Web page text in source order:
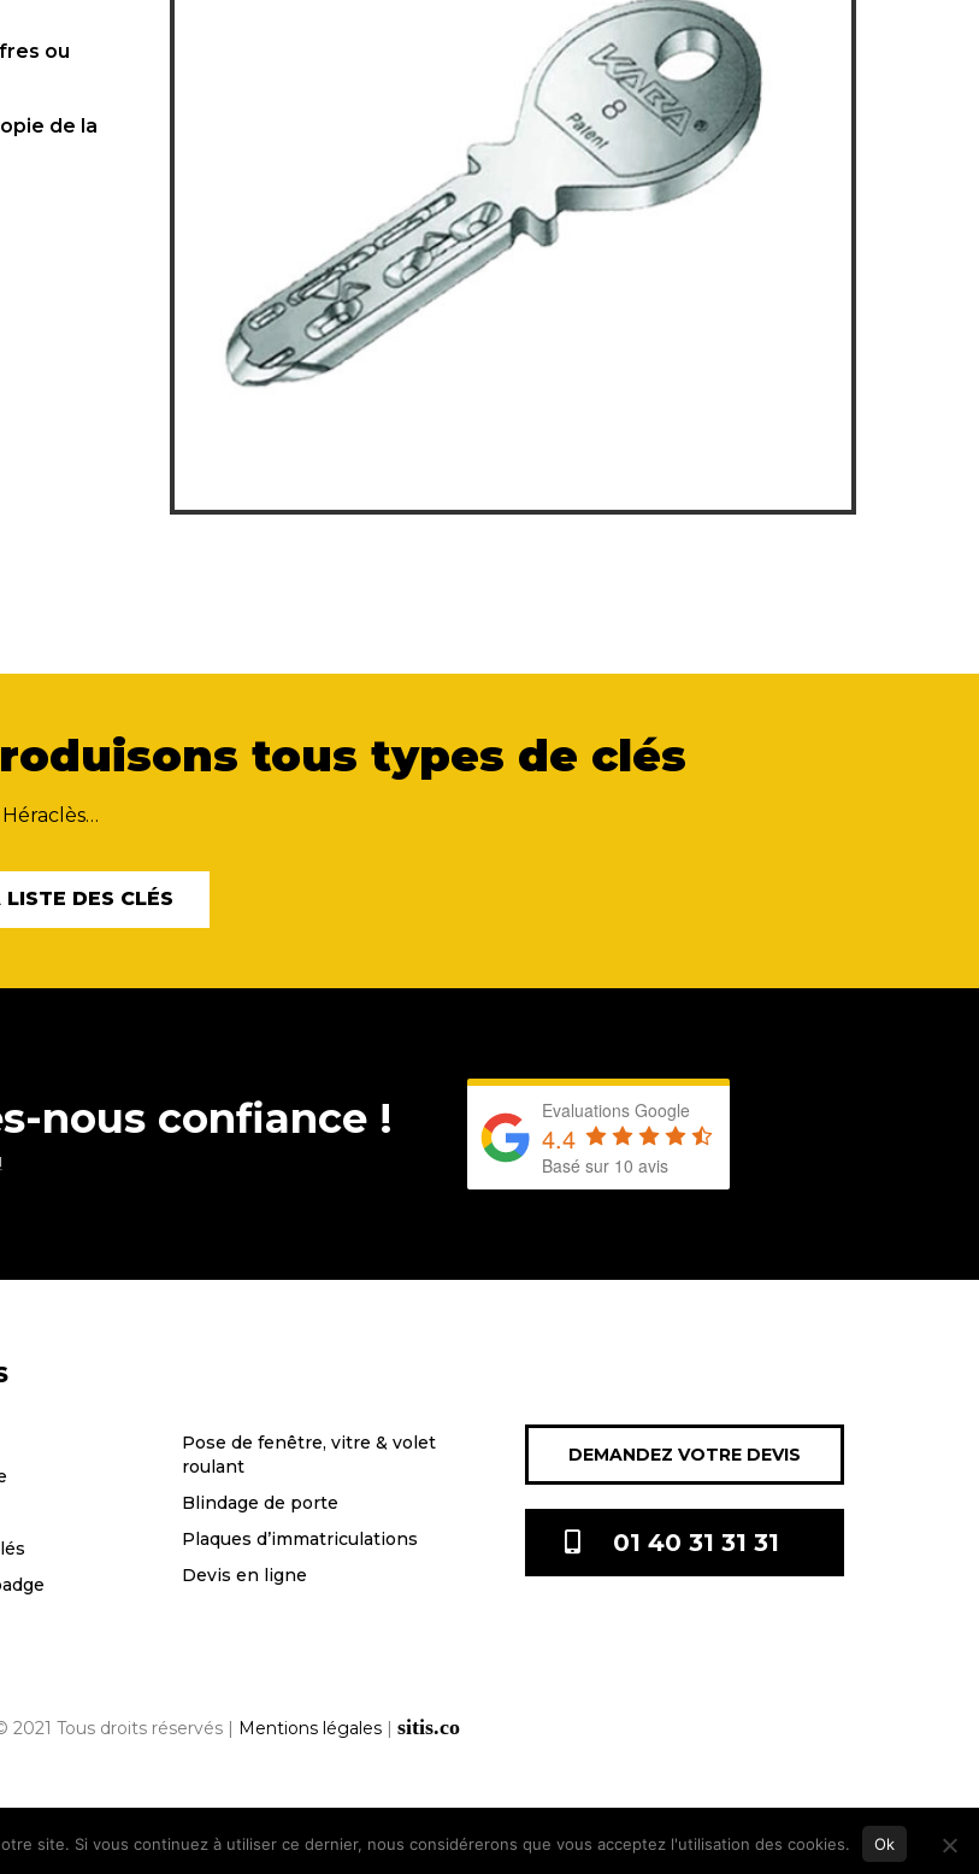
ou
de la
tous types de clés
DES CLÉS
nous confiance ! Evaluations Google
4.4
Basé sur 10 avis
Pose de fenêtre, vitre & volet
roulant
Blindage de porte
Plaques d’immatriculations
Devis en ligne
DEMANDEZ VOTRE DEVIS
01 40 31 31 31
2021 Tous droits réservés | Mentions légales| sitis.co
site. Si vous continuez à utiliser ce dernier, nous considérerons que vous acceptez l'utilisation des cookies. Ok